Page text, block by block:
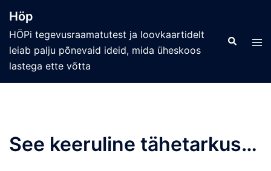
content
Höp
HÖPi tegevusraamatutest ja loovkaartidelt
leiab palju põnevaid ideid, mida üheskoos
lastega ette võtta
Search
See keeruline tähetarkus…